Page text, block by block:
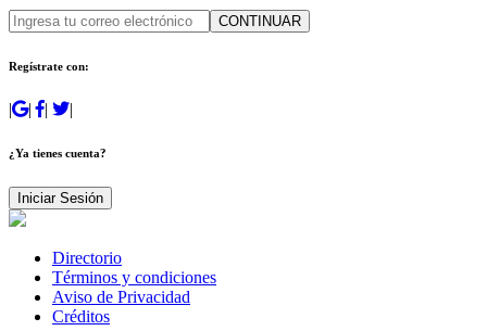
CONTINUAR
Regístrate con:
| | | |
¿Ya tienes cuenta?
Iniciar Sesión
Directorio
Términos y condiciones
Aviso de Privacidad
Créditos